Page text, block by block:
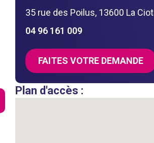
35 rue des Poilus, 13600 La
04 96 161 009
FAITES VOTRE DEMANDE
Plan d'accès :